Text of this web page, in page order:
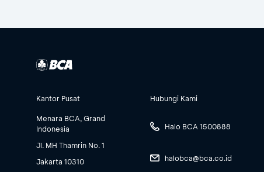
Kantor Pusat
Menara BCA, Grand
Indonesia
Jl. MH Thamrin No. 1
Jakarta 10310
Hubungi Kami
Halo BCA 1500888
halobca@bca.co.id